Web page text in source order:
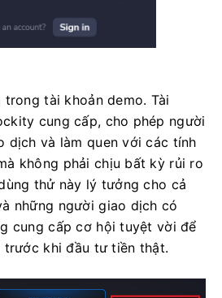
trong tài khoản demo. Tài
cung cấp, cho phép người
dịch và làm quen với các tính
không phải chịu bất kỳ rủi ro
thử này lý tưởng cho cả
những người giao dịch có
cung cấp cơ hội tuyệt vời để
trước khi đầu tư tiền thật.